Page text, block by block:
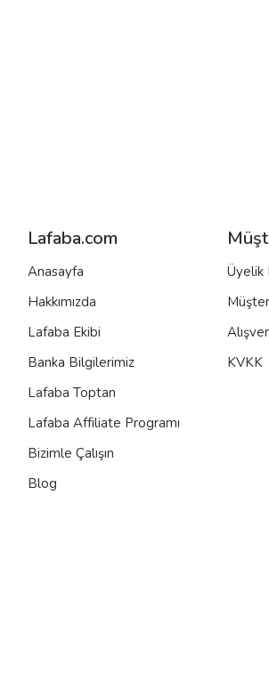
Lafaba.com
Anasayfa
Hakkımızda
Lafaba Ekibi
Banka Bilgilerimiz
Lafaba Toptan
Lafaba Affiliate Programı
Bizimle Çalışın
Blog
Üyelik
KVKK